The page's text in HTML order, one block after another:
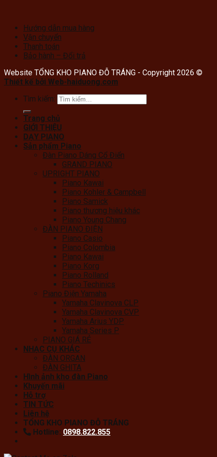
Hướng dẫn mua hàng
Vận chuyển
Thanh toán
Bảo hành – Đổi trả
Website TỔNG KHO PIANO ĐỖ TRÁNG - Copyright 2026 ©
Thiết kế bởi Web-haiduong.com
Tìm kiếm:
Trang chủ
GIỚI THIỆU
DẠY PIANO
Sản phẩm Piano
Đàn Piano Dáng Cổ Điển
GRAND PIANO
UPRIGHT PIANO
Piano Kawai
Piano Kohler & Campbell
Piano Samick
Piano thương hiệu khác
Piano Young Chang
ĐÀN PIANO ĐIỆN
Piano Casio
Piano Colombia
Piano Kawai
Piano Korg
Piano Rolland
Piano Techinics
Piano Điện Yamaha
Yamaha Clavinova CLP
Yamaha Clavinova CVP
Yamaha Arius YDP
Yamaha Series P
PIANO GIÁ RẺ
NHẠC CỤ KHÁC
ĐÀN ORGAN
ĐÀN GHITA
Hình ảnh kho đàn Piano
Khuyến mãi
Hỗ trợ
TIN TỨC
Liên hệ
TỔNG KHO PIANO ĐỖ TRÁNG
Hotline: 0898.822.855